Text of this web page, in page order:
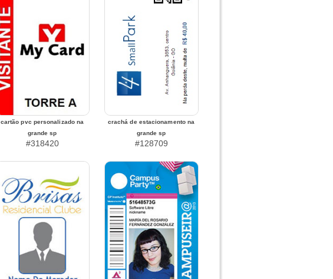
cartão pvc personalizado na
grande sp
#318420
crachá de estacionamento na
grande sp
#128709